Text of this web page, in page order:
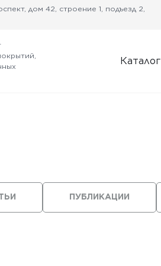
дом 42, строение 1, подъезд 2,
Каталог
ПУБЛИКАЦИИ